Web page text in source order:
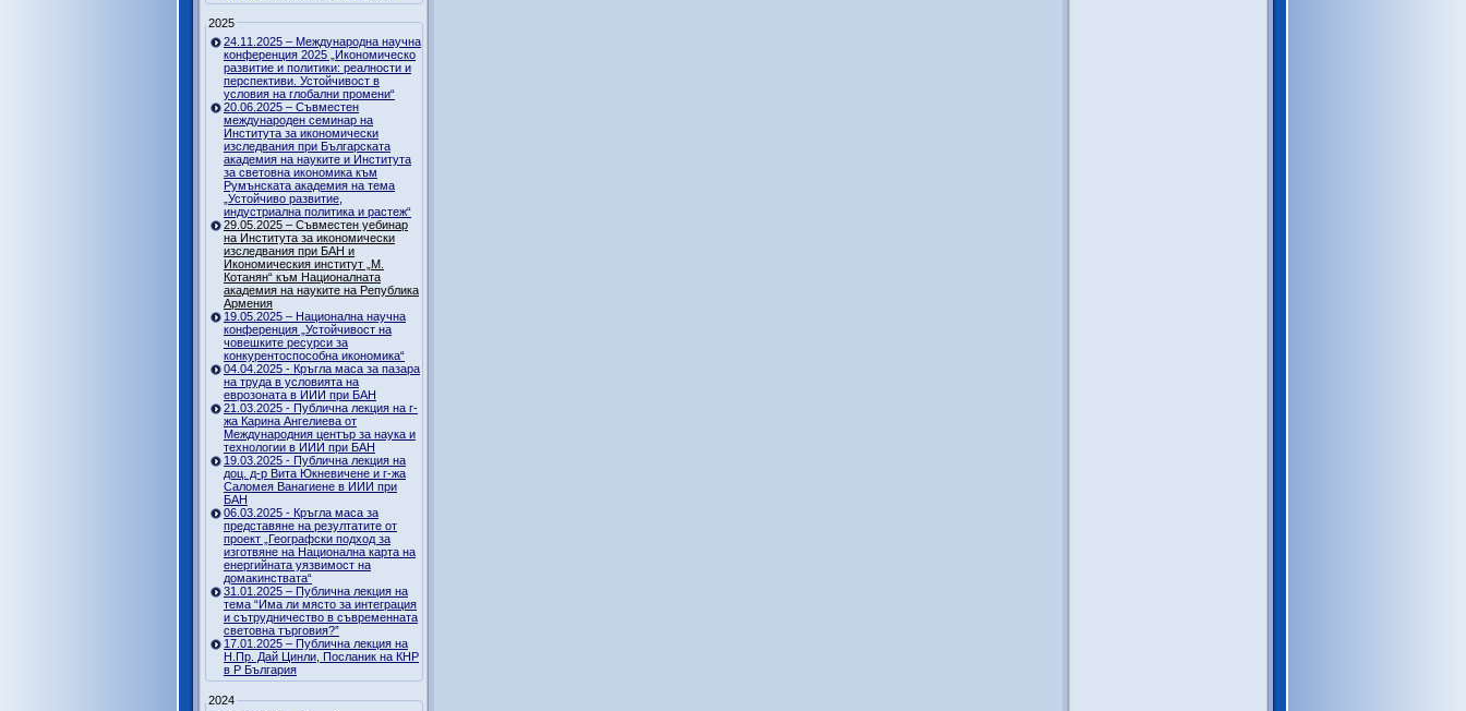
2025
24.11.2025 – Международна научна
конференция 2025 „Икономическо
развитие и политики: реалности и
перспективи. Устойчивост в
условия на глобални промени“
20.06.2025 – Съвместен
международен семинар на
Института за икономически
изследвания при Българската
академия на науките и Института
за световна икономика към
Румънската академия на тема
„Устойчиво развитие,
индустриална политика и растеж“
29.05.2025 – Съвместен уебинар
на Института за икономически
изследвания при БАН и
Икономическия институт „М.
Котанян“ към Националната
академия на науките на Република
Армения
19.05.2025 – Национална научна
конференция „Устойчивост на
човешките ресурси за
конкурентоспособна икономика“
04.04.2025 - Кръгла маса за пазара
на труда в условията на
еврозоната в ИИИ при БАН
21.03.2025 - Публична лекция на г-
жа Карина Ангелиева от
Международния център за наука и
технологии в ИИИ при БАН
19.03.2025 - Публична лекция на
доц. д-р Вита Юкневичене и г-жа
Саломея Ванагиене в ИИИ при
БАН
06.03.2025 - Кръгла маса за
представяне на резултатите от
проект „Географски подход за
изготвяне на Национална карта на
енергийната уязвимост на
домакинствата“
31.01.2025 – Публична лекция на
тема “Има ли място за интеграция
и сътрудничество в съвременната
световна търговия?”
17.01.2025 – Публична лекция на
Н.Пр. Дай Цинли, Посланик на КНР
в Р България
2024